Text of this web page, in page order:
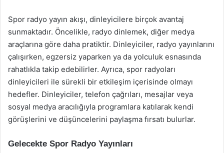
Spor radyo yayın akışı, dinleyicilere birçok avantaj
sunmaktadır. Öncelikle, radyo dinlemek, diğer medya
araçlarına göre daha pratiktir. Dinleyiciler, radyo yayınlarını
çalışırken, egzersiz yaparken ya da yolculuk esnasında
rahatlıkla takip edebilirler. Ayrıca, spor radyoları
dinleyicileri ile sürekli bir etkileşim içerisinde olmayı
hedefler. Dinleyiciler, telefon çağrıları, mesajlar veya
sosyal medya aracılığıyla programlara katılarak kendi
görüşlerini ve düşüncelerini paylaşma fırsatı bulurlar.
Gelecekte Spor Radyo Yayınları